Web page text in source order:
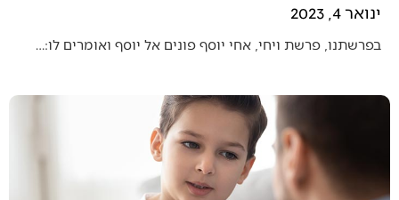
ינואר 4, 2023
בפרשתנו, פרשת ויחי, אחי יוסף פונים אל יוסף ואומרים לו:…